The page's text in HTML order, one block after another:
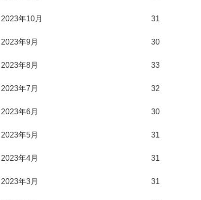
2023年10月 31
2023年9月 30
2023年8月 33
2023年7月 32
2023年6月 30
2023年5月 31
2023年4月 31
2023年3月 31